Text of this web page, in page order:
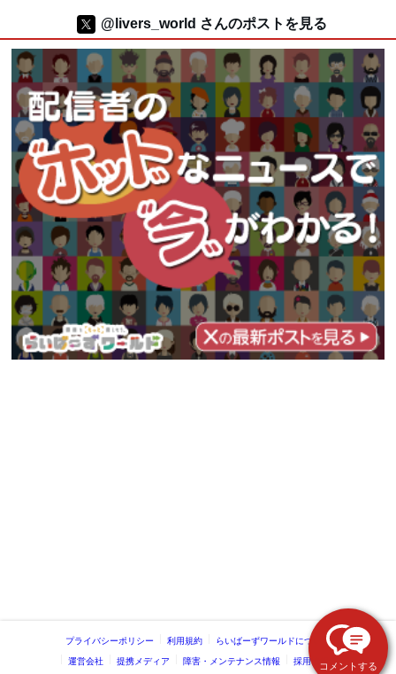
コメントする
@livers_world さんのポストを見る
プライバシーポリシー 利用規約 らいばーずワールドについて
運営会社 提携メディア 障害・メンテナンス情報 採用情報